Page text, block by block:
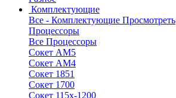
Комплектующие
Все - Комплектующие Просмотреть
Процессоры
Все Процессоры
Сокет АМ5
Сокет АМ4
Сокет 1851
Сокет 1700
Сокет 115х-1200